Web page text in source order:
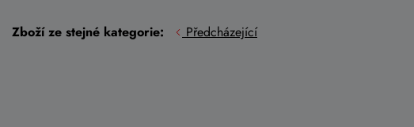
Zboží ze stejné kategorie: Předcházející